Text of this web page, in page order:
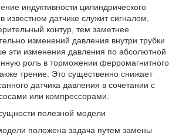
индуктивности цилиндрического
известном датчике служит сигналом,
контур, тем заметнее
изменений давления внутри трубки
эти изменения давления по абсолютной
роль в торможении ферромагнитного
трение. Это существенно снижает
датчика давления в сочетании с
или компрессорами.
полезной модели
положена задача путем замены